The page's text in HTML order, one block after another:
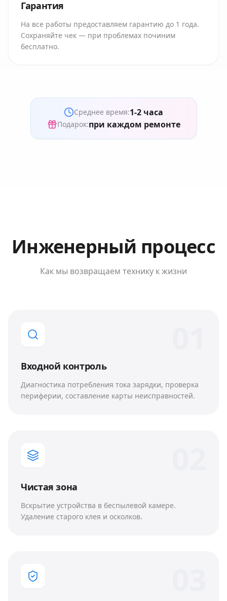
Гарантия
На все работы предоставляем гарантию до 1 года.
Сохраняйте чек — при проблемах починим
бесплатно.
Среднее время:1-2 часа
Подарок:при каждом ремонте
Инженерный процесс
Как мы возвращаем технику к жизни
Входной контроль
Диагностика потребления тока зарядки, проверка
периферии, составление карты неисправностей.
Чистая зона
Вскрытие устройства в беспылевой камере.
Удаление старого клея и осколков.